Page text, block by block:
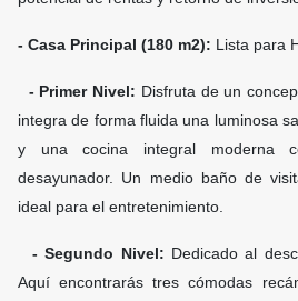
- Casa Principal (180 m2): Lista para
- Primer Nivel: Disfruta de un
integra de forma fluida una luminosa
y una cocina integral moderna
desayunador. Un medio baño de
ideal para el entretenimiento.
- Segundo Nivel: Dedicado al
Aquí encontrarás tres cómodas